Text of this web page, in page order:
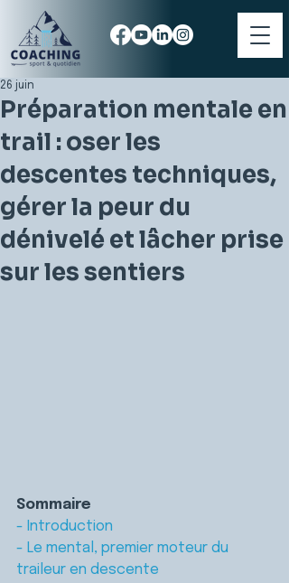
Préparation mentale en
trail : oser les
descentes techniques,
gérer la peur du
dénivelé et lâcher prise
sur les sentiers
26 juin
Sommaire
- Introduction
- Le mental, premier moteur du
traileur en descente